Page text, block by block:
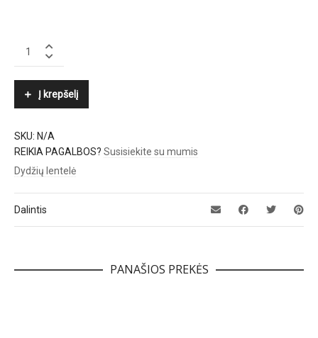
KENNEL
Į krepšelį
SKU: N/A
REIKIA PAGALBOS? Susisiekite su mumis
Dydžių lentelė
Dalintis
PANAŠIOS PREKĖS